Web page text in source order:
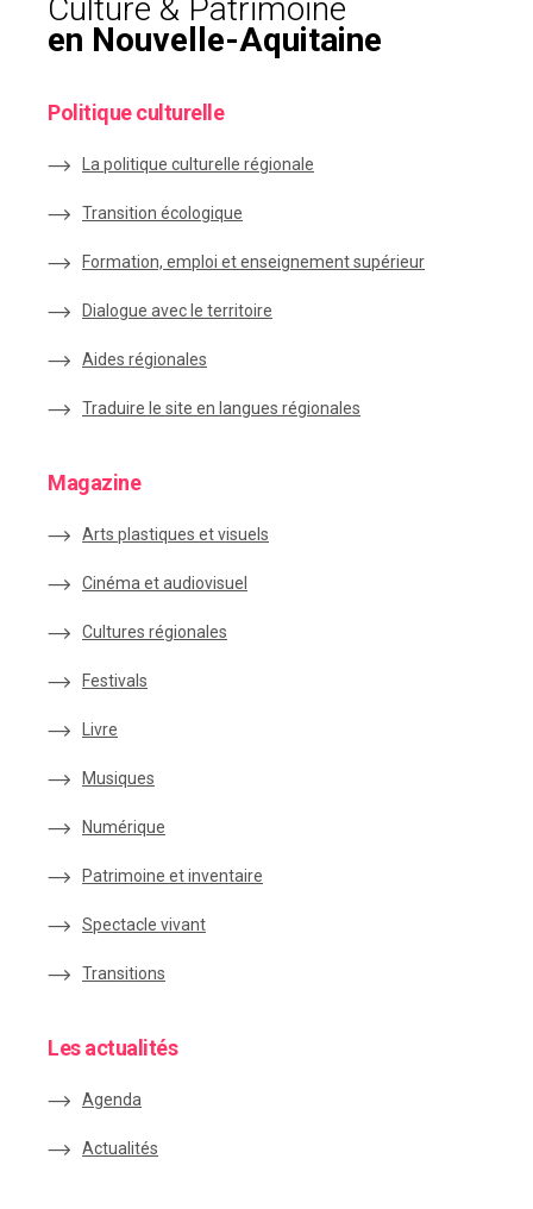
Culture & Patrimoine
en Nouvelle-Aquitaine
Politique culturelle
La politique culturelle régionale
Transition écologique
Formation, emploi et enseignement supérieur
Dialogue avec le territoire
Aides régionales
Traduire le site en langues régionales
Magazine
Arts plastiques et visuels
Cinéma et audiovisuel
Cultures régionales
Festivals
Livre
Musiques
Numérique
Patrimoine et inventaire
Spectacle vivant
Transitions
Les actualités
Agenda
Actualités